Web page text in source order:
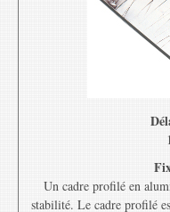
Un cadre profilé en
stabilité. Le cadre profilé